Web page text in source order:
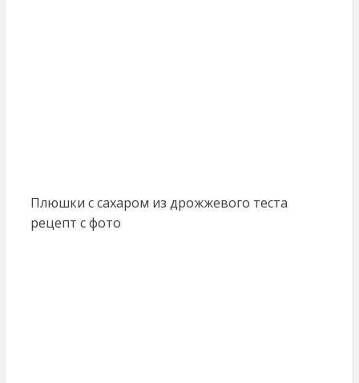
Плюшки с сахаром из дрожжевого теста
рецепт с фото